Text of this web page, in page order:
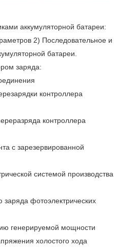
аккумуляторной батареи:
2) Последовательное и
батареи.
заряда:
контроллера
контроллера
с зарезервированной
системой производства
заряда фотоэлектрических
генерируемой мощности
холостого хода